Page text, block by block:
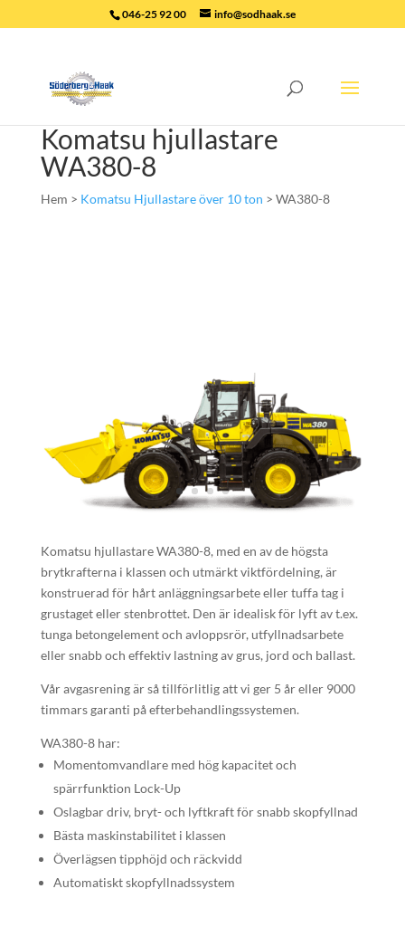
046-25 92 00 info@sodhaak.se
Komatsu hjullastare
WA380-8
Hem > Komatsu Hjullastare över 10 ton > WA380-8
Komatsu hjullastare WA380-8, med en av de högsta
brytkrafterna i klassen och utmärkt viktfördelning, är
konstruerad för hårt anläggningsarbete eller tuffa tag i
grustaget eller stenbrottet. Den är idealisk för lyft av t.ex.
tunga betongelement och avloppsrör, utfyllnadsarbete
eller snabb och effektiv lastning av grus, jord och ballast.
Vår avgasrening är så tillförlitlig att vi ger 5 år eller 9000
timmars garanti på efterbehandlingssystemen.
WA380-8 har:
Momentomvandlare med hög kapacitet och
spärrfunktion Lock-Up
Oslagbar driv, bryt- och lyftkraft för snabb skopfyllnad
Bästa maskinstabilitet i klassen
Överlägsen tipphöjd och räckvidd
Automatiskt skopfyllnadssystem